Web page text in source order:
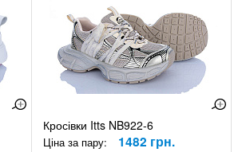
Кросівки Itts NB922-6
Ціна за пару: 1482 грн.